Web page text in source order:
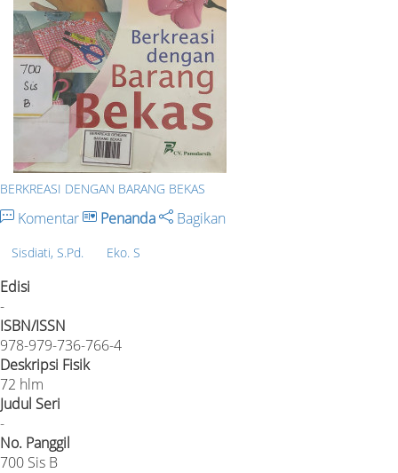
BERKREASI DENGAN BARANG BEKAS
Komentar Penanda Bagikan
Sisdiati, S.Pd. Eko. S
Edisi
-
ISBN/ISSN
978-979-736-766-4
Deskripsi Fisik
72 hlm
Judul Seri
-
No. Panggil
700 Sis B